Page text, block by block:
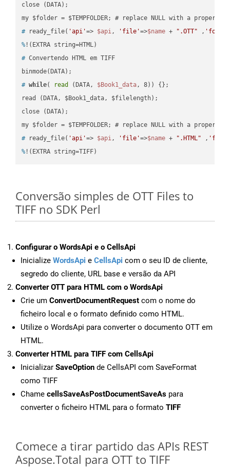
close (DATA);
# ready_file( 'api'=> $api, 'file'=>$name + ".OTT" ,
% !(EXTRA string=HTML)
# Convertendo HTML em TIFF
# while( read (DATA, $Book1_data, 8)) {};
read (DATA, $Book1_data, $filelength);
close (DATA);
# ready_file( 'api'=> $api, 'file'=>$name + ".HTML" ,
% !(EXTRA string=TIFF)
Conversão simples de OTT Files to
TIFF no SDK Perl
Configurar o WordsApi e o CellsApi
Inicialize WordsApi e CellsApi com o seu ID de cliente,
segredo do cliente, URL base e versão da API
Converter OTT para HTML com o WordsApi
Crie um ConvertDocumentRequest com o nome do
ficheiro local e o formato definido como HTML.
Utilize o WordsApi para converter o documento OTT em
HTML.
Converter HTML para TIFF com CellsApi
Inicializar SaveOption de CellsAPI com SaveFormat
como TIFF
Chame cellsSaveAsPostDocumentSaveAs para
converter o ficheiro HTML para o formato TIFF
Comece a tirar partido das APIs REST
Aspose.Total para OTT to TIFF